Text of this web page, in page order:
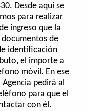
Desde aquí se
para realizar
ingreso que la
documentos de
identificación
el importe a
móvil. En ese
pedirá al
para que el
con él.